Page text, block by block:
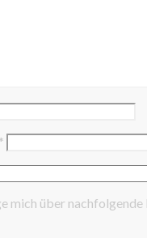
*
mich über nachfolgende